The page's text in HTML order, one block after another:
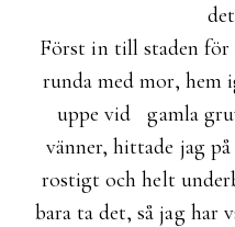
Först in till staden
runda med mor, hem
uppe vid gamla
vänner, hittade jag
rostigt och helt
bara ta det, så jag har